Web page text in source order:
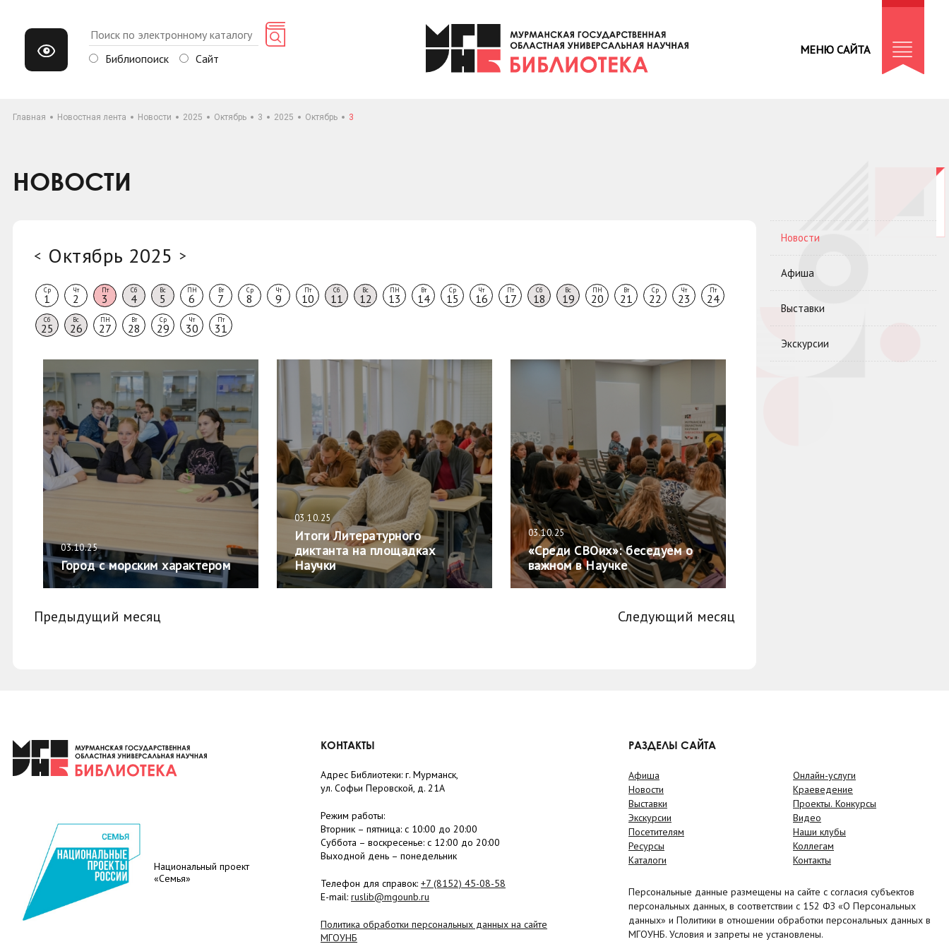
Библиопоиск Сайт
МЕНЮ САЙТА
Главная Новостная лента Новости 2025 Октябрь 3 2025 Октябрь 3
НОВОСТИ
< Октябрь 2025 >
Ср
1
Чт
2
Пт
3
Сб
4
Вс
5
ПН
6
Вт
7
Ср
8
Чт
9
Пт
10
Сб
11
Вс
12
ПН
13
Вт
14
Ср
15
Чт
16
Пт
17
Сб
18
Вс
19
ПН
20
Вт
21
Ср
22
Чт
23
Пт
24
Сб
25
Вс
26
ПН
27
Вт
28
Ср
29
Чт
30
Пт
31
03.10.25
Город с морским характером
03.10.25
Итоги Литературного
диктанта на площадках
Научки
03.10.25
«Среди СВОих»: беседуем о
важном в Научке
Предыдущий месяц Следующий месяц
Новости
Афиша
Выставки
Экскурсии
Национальный проект
«Семья»
КОНТАКТЫ
Адрес Библиотеки: г. Мурманск,
ул. Софьи Перовской, д. 21А
Режим работы:
Вторник – пятница: с 10:00 до 20:00
Суббота – воскресенье: c 12:00 до 20:00
Выходной день – понедельник
Телефон для справок: +7 (8152) 45-08-58
E-mail: ruslib@mgounb.ru
Политика обработки персональных данных на сайте
МГОУНБ
РАЗДЕЛЫ САЙТА
Афиша
Новости
Выставки
Экскурсии
Посетителям
Ресурсы
Каталоги
Онлайн-услуги
Краеведение
Проекты. Конкурсы
Видео
Наши клубы
Коллегам
Контакты
Персональные данные размещены на сайте с согласия субъектов
персональных данных, в соответствии с 152 ФЗ «О Персональных
данных» и Политики в отношении обработки персональных данных в
МГОУНБ. Условия и запреты не установлены.